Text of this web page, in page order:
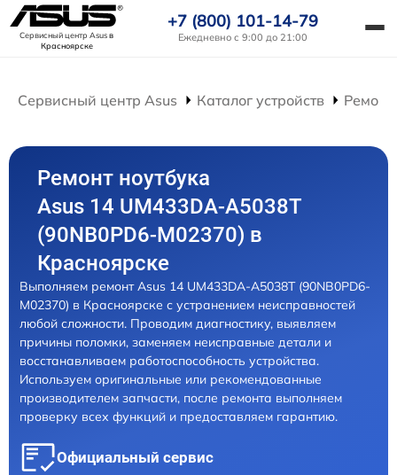
Сервисный центр Asusв
Красноярске
+7 (800) 101-14-79
Ежедневно с 9:00 до 21:00
Сервисный центр Asus Каталог устройств
Ремонт ноутбука
Asus 14 UM433DA-A5038T
(90NB0PD6-M02370) в
Красноярске
Выполняем ремонт Asus 14 UM433DA-A5038T (90NB0PD6-
M02370) в Красноярске с устранением неисправностей
любой сложности. Проводим диагностику, выявляем
причины поломки, заменяем неисправные детали и
восстанавливаем работоспособность устройства.
Используем оригинальные или рекомендованные
производителем запчасти, после ремонта выполняем
проверку всех функций и предоставляем гарантию.
Официальный сервис